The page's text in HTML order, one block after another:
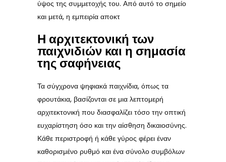
ύψος της συμμετοχής του. Από αυτό το σημείο
και μετά, η εμπειρία αποκτ
Η αρχιτεκτονική των
παιχνιδιών και η σημασία
της σαφήνειας
Τα σύγχρονα ψηφιακά παιχνίδια, όπως τα
φρουτάκια, βασίζονται σε μια λεπτομερή
αρχιτεκτονική που διασφαλίζει τόσο την οπτική
ευχαρίστηση όσο και την αίσθηση δικαιοσύνης.
Κάθε περιστροφή ή κάθε γύρος φέρει έναν
καθορισμένο ρυθμό και ένα σύνολο συμβόλων